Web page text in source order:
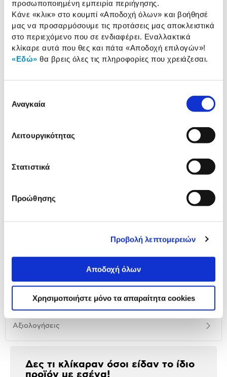
προσωποποιημένη εμπειρία περιήγησης.
Κάνε «κλικ» στο κουμπί «Αποδοχή όλων» και βοήθησέ
μας να προσαρμόσουμε τις προτάσεις μας αποκλειστικά
στο περιεχόμενο που σε ενδιαφέρει. Εναλλακτικά
κλίκαρε αυτά που θες και πάτα «Αποδοχή επιλογών»!
«Εδώ» θα βρεις όλες τις πληροφορίες που χρειάζεσαι.
συγκατάθεσης
Αναγκαία
Λειτουργικότητας
Στατιστικά
Προώθησης
Προβολή λεπτομερειών
Αποδοχή όλων
Χρησιμοποιήστε μόνο τα απαραίτητα cookies
Lamart Σετ Ποτήρια espresso
LT9009
10,00 €
Προσθήκη
Lamart Σετ Ποτήρια Latte LT9011
Αναλυτική παρουσίαση
Προδιαγραφές
προϊόντος
Αξιολογήσεις
Αξιολογήσεις
Δες τι κλίκαραν όσοι είδαν το ίδιο
προϊόν με εσένα!